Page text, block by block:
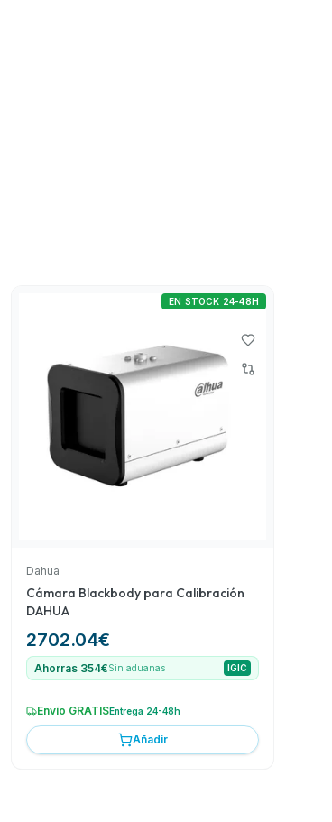
Dahua
Cámara Blackbody para Calibración
DAHUA
2702.04€
EN STOCK 24-48H
Ahorras 354€Sin aduanas IGIC
Envío GRATISEntrega 24-48h
Añadir